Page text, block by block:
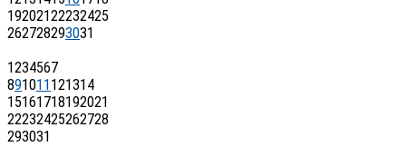
19202122232425
262728293031
1234567
891011 121314
15161718192021
22232425262728
293031